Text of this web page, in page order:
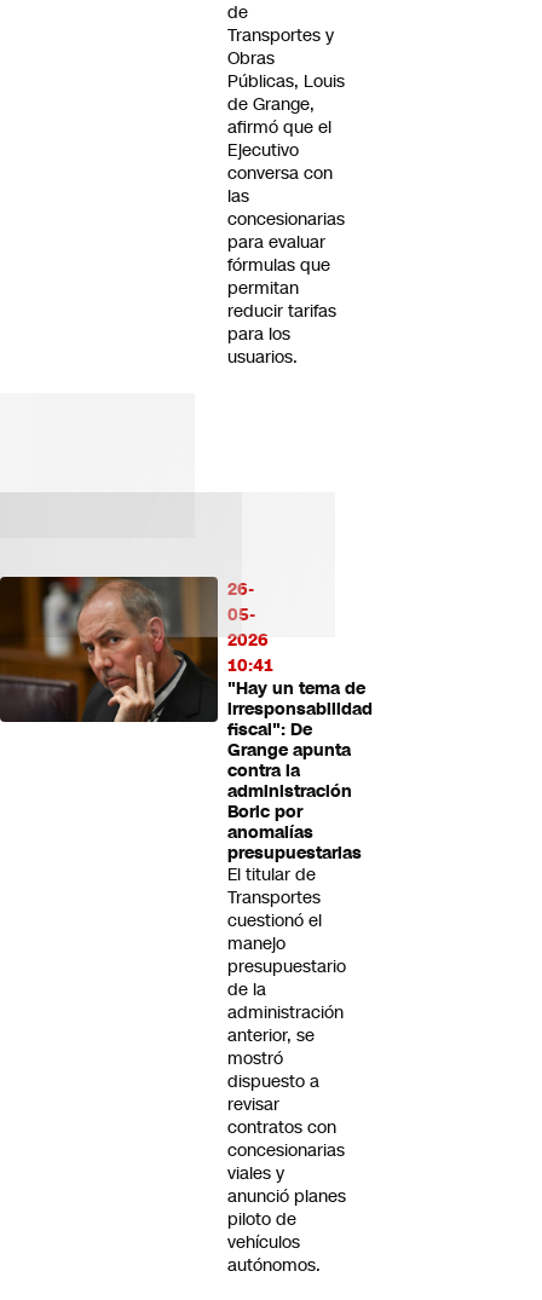
de
Transportes y
Obras
Públicas, Louis
de Grange,
afirmó que el
Ejecutivo
conversa con
las
concesionarias
para evaluar
fórmulas que
permitan
reducir tarifas
para los
usuarios.
26-
05-
2026
10:41
"Hay un tema de
irresponsabilidad
fiscal": De
Grange apunta
contra la
administración
Boric por
anomalías
presupuestarias
El titular de
Transportes
cuestionó el
manejo
presupuestario
de la
administración
anterior, se
mostró
dispuesto a
revisar
contratos con
concesionarias
viales y
anunció planes
piloto de
vehículos
autónomos.